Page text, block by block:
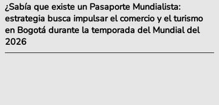
¿Sabía que existe un Pasaporte Mundialista:
estrategia busca impulsar el comercio y el turismo
en Bogotá durante la temporada del Mundial del
2026